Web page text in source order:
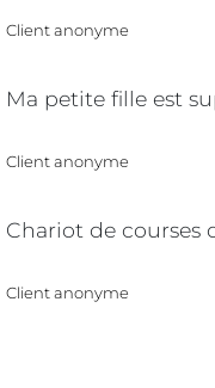
Client anonyme
Ma petite fille est
Client anonyme
Chariot de courses
Client anonyme